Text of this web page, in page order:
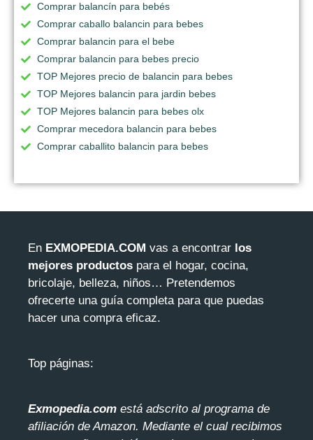
Comprar balancín para bebés
Comprar caballo balancin para bebes
Comprar balancin para el bebe
Comprar balancin para bebes precio
TOP Mejores precio de balancin para bebes
TOP Mejores balancin para jardin bebes
TOP Mejores balancin para bebes olx
Comprar mecedora balancin para bebes
Comprar caballito balancin para bebes
En EXMOPEDIA.COM vas a encontrar los
mejores productos para el hogar, cocina,
bricolaje, belleza, niños… Pretendemos
ofrecerte una guía completa para que puedas
hacer una compra eficaz.
Top páginas:
Exmopedia.com está adscrito al programa de
afiliación de Amazon. Mediante el cual recibimos